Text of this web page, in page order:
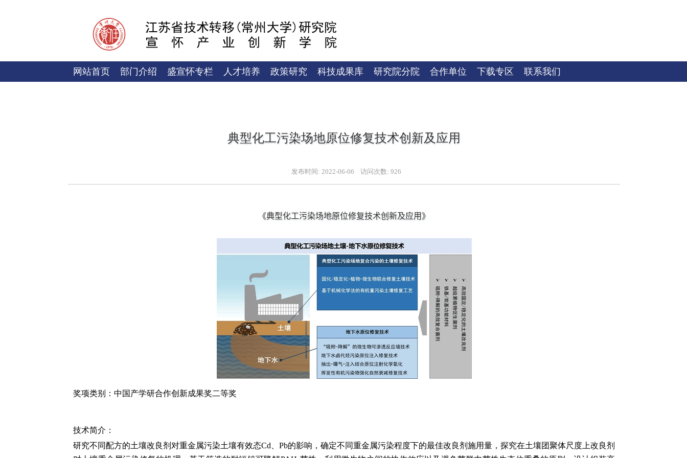
网站首页 部门介绍 盛宣怀专栏 人才培养 政策研究 科技成果库 研究院分院 合作单位 下载专区 联系我们
典型化工污染场地原位修复技术创新及应用
发布时间: 2022-06-06 访问次数: 926
《典型化工污染场地原位修复技术创新及应用 》
奖项类别：中国产学研合作创新成果奖二等奖
技术简介：
研究不同配方的土壤改良剂对重金属污染土壤有效态Cd Pb的影响，确定不同重金属污染程度下的最佳改良剂施用量，探究在土壤团聚体尺度上改良剂